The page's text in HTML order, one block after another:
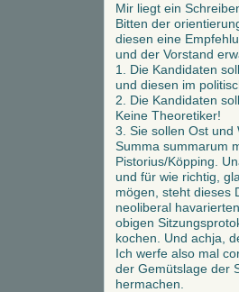
Mir liegt ein
Bitten der
diesen eine
und der Vorstand
1. Die Kandidaten
und diesen im
2. Die Kandidaten
Keine Theoretiker!
3. Sie sollen Ost
Summa summarum
Pistorius/Köpping.
und für wie richtig,
mögen, steht dieses
neoliberal
obigen
kochen. Und achja,
Ich werfe also mal
der Gemütslage der
hermachen.